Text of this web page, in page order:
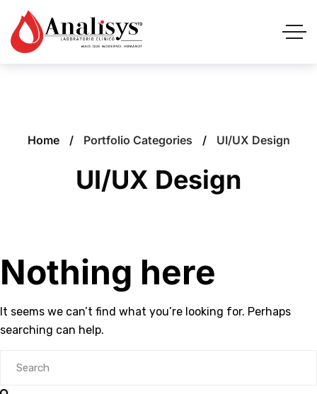
Home Portfolio Categories UI/UX Design
UI/UX Design
Nothing here
It seems we can’t find what you’re looking for. Perhaps
searching can help.